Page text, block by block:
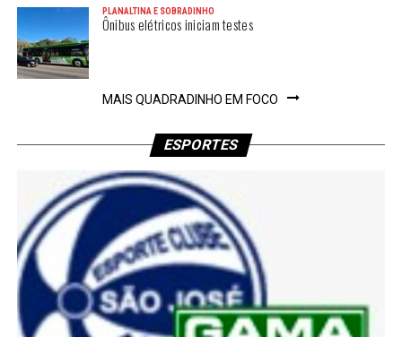
PLANALTINA E SOBRADINHO
Ônibus elétricos iniciam testes
MAIS QUADRADINHO EM FOCO
ESPORTES